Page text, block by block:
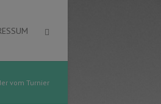
vom Turnier